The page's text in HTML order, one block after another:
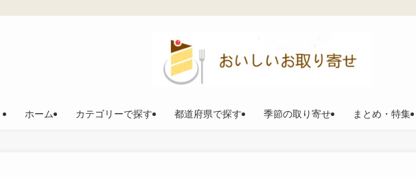
ホーム カテゴリーで探す 都道府県で探す 季節の取り寄せ まとめ・特集